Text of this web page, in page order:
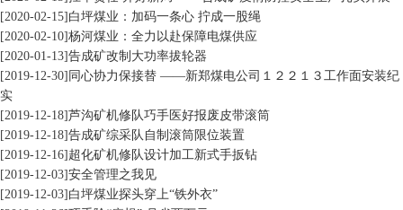
[2020-02-15] 白坪煤业：加码一条心 拧成一股绳
[2020-02-10]杨河煤业：全力以赴保障电煤供应
[2020-01-13]告成矿改制大功率拔轮器
[2019-12-30] 同心协力保接替 ——新郑煤电公司１２２１３工作面安装纪
实
[2019-12-18]芦沟矿机修队巧手医好报废皮带滚筒
[2019-12-18]告成矿综采队自制滚筒限位装置
[2019-12-16] 超化矿机修队设计加工新式手扳钻
[2019-12-03]安全管理之我见
[2019-12-03] 白坪煤业探头穿上“铁外衣”